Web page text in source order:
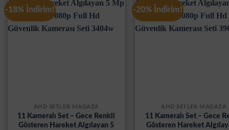
-18% İndirim!
AHD SETLER MAĞAZA
11 Kameralı Set – Gece Renkli
Gösteren Hareket Algılayan 5
-20% İndirim!
AHD SETLER MAĞAZA
11 Kameralı Set – Gece
Gösteren Hareket